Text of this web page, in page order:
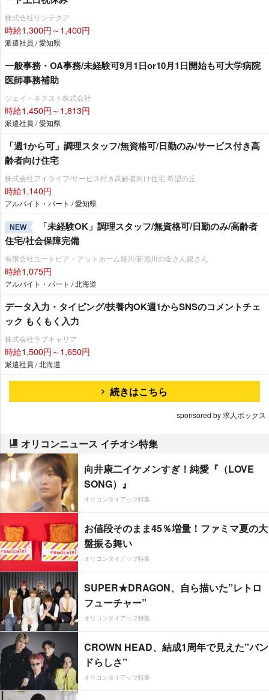
株式会社サンテクア
時給1,300円～1,400円
派遣社員 / 愛知県
一般事務・OA事務/未経験可9月1日or10月1日開始も可大学病院
医師事務補助
ジェイ・ネクスト株式会社
時給1,450円～1,813円
派遣社員 / 愛知県
「週1から可」調理スタッフ/無資格可/日勤のみ/サービス付き高
齢者向け住宅
株式会社アイライフ/サービス付き高齢者向け住宅 希望の丘
時給1,140円
アルバイト・パート / 愛知県
NEW
「未経験OK」調理スタッフ/無資格可/日勤のみ/高齢者
住宅/社会保障完備
有限会社ユートピア・アットホーム旭川/新旭川の金さん銀さん
時給1,075円
アルバイト・パート / 北海道
データ入力・タイピング/扶養内OK週1からSNSのコメントチェ
ック もくもく入力
株式会社ラブキャリア
時給1,500円～1,650円
派遣社員 / 北海道
続きはこちら
sponsored by 求人ボックス
オリコンニュース イチオシ特集
向井康二イケメンすぎ！純愛『（LOVE
SONG）』
オリコンタイアップ特集
お値段そのまま45％増量！ファミマ夏の大
盤振る舞い
オリコンタイアップ特集
SUPER★DRAGON、自ら描いた”レトロ
フューチャー”
オリコンタイアップ特集
CROWN HEAD、結成1周年で見えた”バン
ドらしさ”
オリコンタイアップ特集